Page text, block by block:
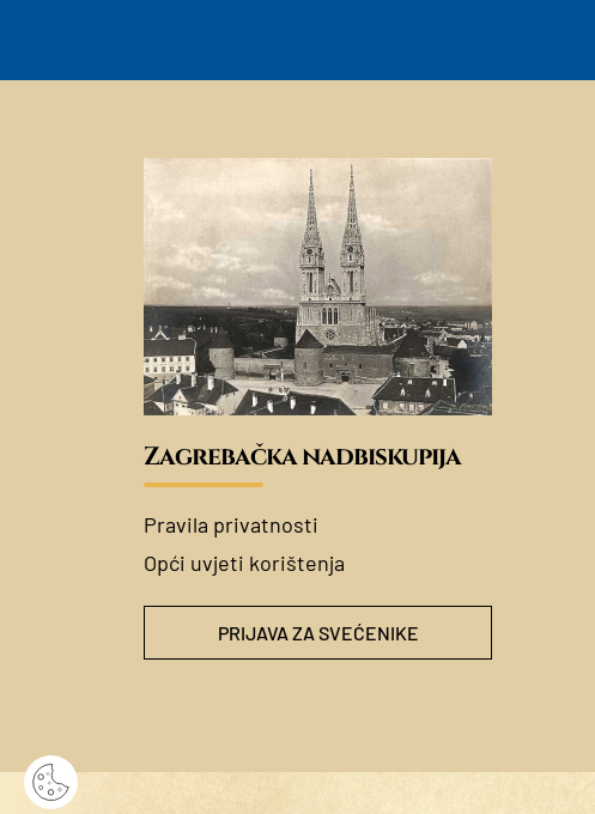
Zagrebačka nadbiskupija
Pravila privatnosti
Opći uvjeti korištenja
PRIJAVA ZA SVEĆENIKE